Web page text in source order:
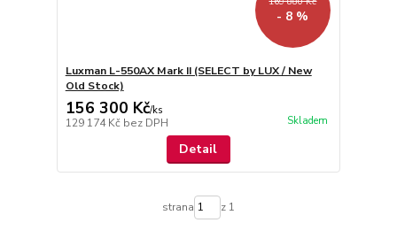
- 8 %
Luxman L-550AX Mark II (SELECT by LUX / New
Old Stock)
156 300 Kč/ks
129 174 Kč bez DPH Skladem
Detail
strana z 1